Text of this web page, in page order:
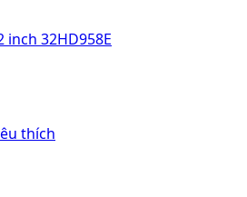
INVERTER DMF-6079AEKI-US
500L - Kính Low-E - Đèn Led
ĐÈN LED 1100L DL-
₫
ĐÈN LED 830L DL-9000A2